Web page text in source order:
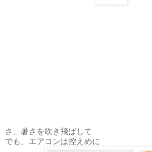
さ、暑さを吹き飛ばして
でも、エアコンは控えめに